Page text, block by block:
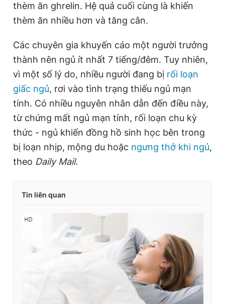
thèm ăn ghrelin. Hệ quả cuối cùng là khiến
thèm ăn nhiều hơn và tăng cân.
Các chuyên gia khuyến cáo một người trưởng
thành nên ngủ ít nhất 7 tiếng/đêm. Tuy nhiên,
vì một số lý do, nhiều người đang bị rối loạn
giấc ngủ, rơi vào tình trạng thiếu ngủ mạn
tính. Có nhiều nguyên nhân dẫn đến điều này,
từ chứng mất ngủ mạn tính, rối loạn chu kỳ
thức - ngủ khiến đồng hồ sinh học bên trong
bị loạn nhịp, mộng du hoặc ngưng thở khi ngủ,
theo Daily Mail.
Tin liên quan